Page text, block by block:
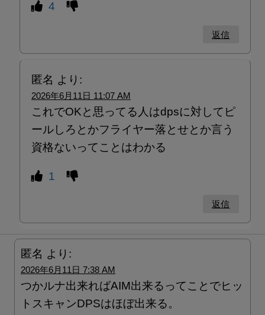
4
返信
匿名 より:
2026年6月11日 11:07 AM
これでOKと思ってる人はdpsに対してピ
ールしろとかフライヤー落とせとか言う
資格ないってことはわかる
1
返信
匿名 より:
2026年6月11日 7:38 AM
つかルナ出来ればAIM出来るってことでヒッ
トスキャンDPSはほぼ出来る。